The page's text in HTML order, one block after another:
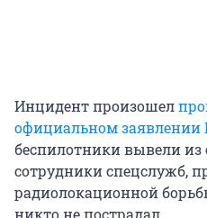
Инцидент произошел
официальном заявлении
беспилотники вывели из
сотрудники спецслужб,
радиолокационной
никто не пострадал.